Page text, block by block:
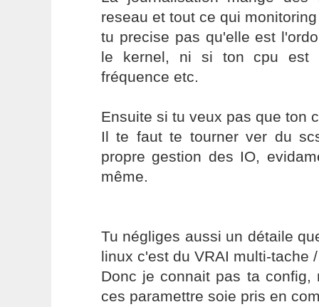
reseau et tout ce qui
tu precise pas qu'elle est
le kernel, ni si ton cpu est
fréquence etc.
Ensuite si tu veux pas que ton
Il te faut te tourner ver du
propre gestion des IO,
même.
Tu négliges aussi un détaile
linux c'est du VRAI multi-tache
Donc je connait pas ta
ces paramettre soie pris en